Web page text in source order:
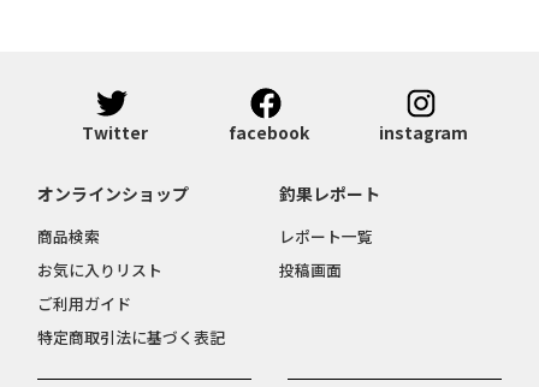
Twitter facebook instagram
オンラインショップ
商品検索
お気に入りリスト
ご利用ガイド
特定商取引法に基づく表記
釣果レポート
レポート一覧
投稿画面